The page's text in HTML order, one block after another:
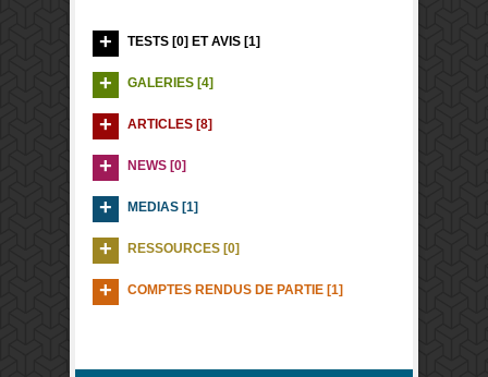
TESTS [0] ET AVIS [1]
GALERIES [4]
ARTICLES [8]
NEWS [0]
MEDIAS [1]
RESSOURCES [0]
COMPTES RENDUS DE PARTIE [1]